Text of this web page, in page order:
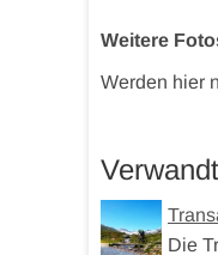
Weitere
Werden hier
Die